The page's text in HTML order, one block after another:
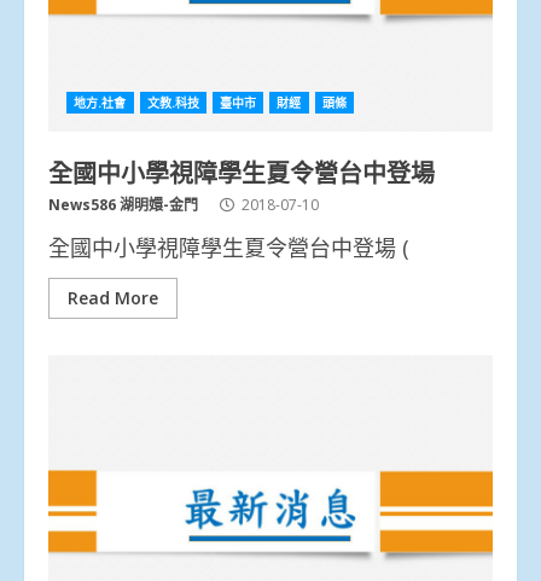
地方.社會 文教.科技 臺中市 財經 頭條
全國中小學視障學生夏令營台中登場
News586 湖明嬛-金門 2018-07-10
全國中小學視障學生夏令營台中登場 (
Read More